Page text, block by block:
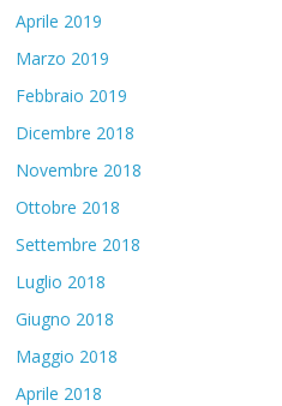
Aprile 2019
Marzo 2019
Febbraio 2019
Dicembre 2018
Novembre 2018
Ottobre 2018
Settembre 2018
Luglio 2018
Giugno 2018
Maggio 2018
Aprile 2018